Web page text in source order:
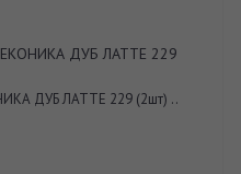
ДУБ ЛАТТЕ 229
ДУБ ЛАТТЕ 229 (2шт) ..